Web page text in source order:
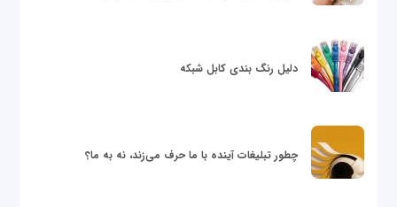
دلیل رنگ بندی کابل شبکه
چطور تبلیغات آینده با ما حرف می‌زند، نه به ما؟